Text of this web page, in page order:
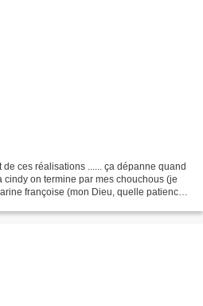
ces réalisations ...... ça dépanne quand
cindy on termine par mes chouchous (je
françoise (mon Dieu, quelle patience